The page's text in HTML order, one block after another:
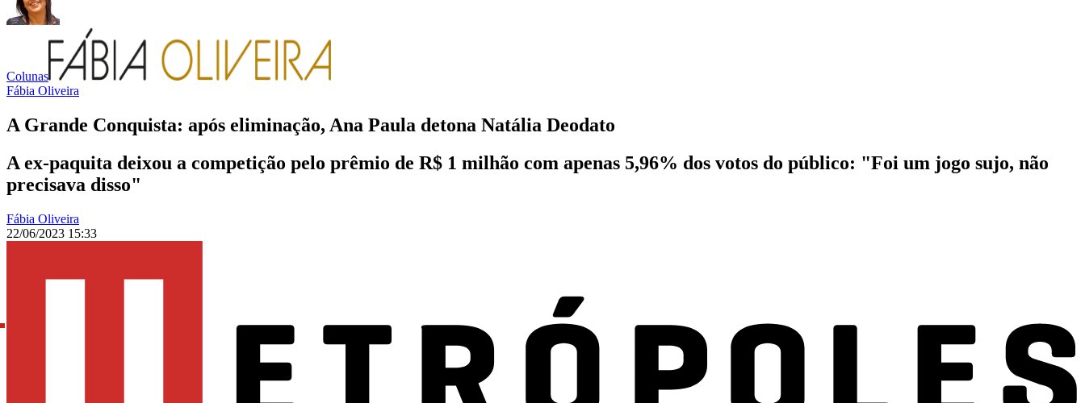
Colunas
Fábia Oliveira
A Grande Conquista: após eliminação, Ana Paula detona Natália Deodato
A ex-paquita deixou a competição pelo prêmio de R$ 1 milhão com apenas 5,96% dos votos do público: "Foi um jogo sujo, não
precisava disso"
Fábia Oliveira
22/06/2023 15:33